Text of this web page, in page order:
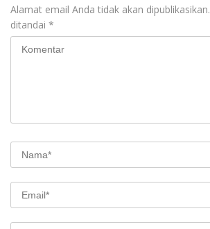
Alamat email Anda tidak akan dipublikasikan.
ditandai *